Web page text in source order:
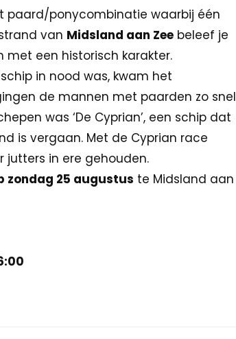
paard/ponycombinatie waarbij één
van Midsland aan Zee beleef je
een historisch karakter.
in nood was, kwam het
de mannen met paarden zo snel
was ‘De Cyprian’, een schip dat
is vergaan. Met de Cyprian race
jutters in ere gehouden.
zondag 25 augustus te Midsland aan